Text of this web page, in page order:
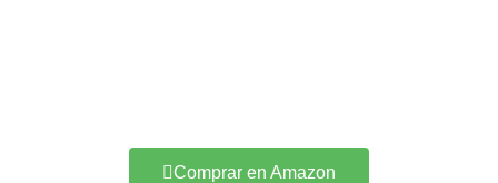
Comprar en Amazon